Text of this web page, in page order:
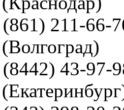
211-66-
43-97-